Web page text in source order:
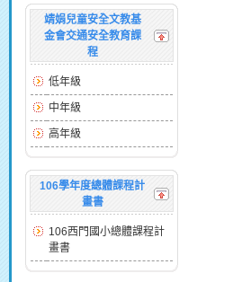
靖娟兒童安全文教基
金會交通安全教育課
程
低年級
中年級
高年級
106學年度總體課程計
畫書
106西門國小總體課程計
畫書